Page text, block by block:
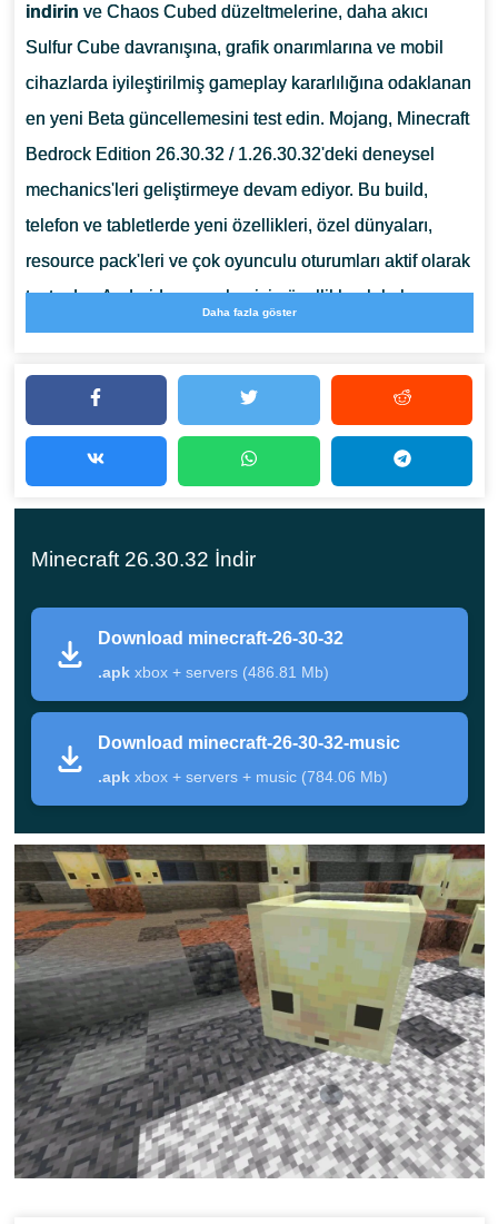
indirin ve Chaos Cubed düzeltmelerine, daha akıcı
Sulfur Cube davranışına, grafik onarımlarına ve mobil
cihazlarda iyileştirilmiş gameplay kararlılığına odaklanan
en yeni Beta güncellemesini test edin. Mojang, Minecraft
Bedrock Edition 26.30.32 / 1.26.30.32'deki deneysel
mechanics'leri geliştirmeye devam ediyor. Bu build,
telefon ve tabletlerde yeni özellikleri, özel dünyaları,
resource pack'leri ve çok oyunculu oturumları aktif olarak
test eden Android oyuncuları için özellikle alakalı.
Bu Beta güncellemesi, büyük içerik eklemeler yerine
Çeşitli değişiklikler, Chaos Cubed mechanics'lerinin
normal survival gameplay'inde nasıl davrandığını
testleriyle bağlantılı teknik sistemleri onarıyor.
Bilgi Detaylar
Sürüm Minecraft 26.30.32 / 1.26.30.32
Sürüm Minecraft Bedrock Edition Beta
Dosya
Türü
APK
Odak
Chaos Cubed düzeltmeleri ve kararlılık
iyileştirmeleri
Güncellemedeki ana
değişiklikler
Daha fazla göster
Minecraft 26.30.32 İndir
Download minecraft-26-30-32
.apkxbox + servers (486.81 Mb)
Download minecraft-26-30-32-music
.apkxbox + servers + music (784.06 Mb)